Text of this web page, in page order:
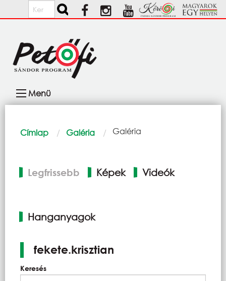
Ugrás a tartalomra
Keresés
navigáció
Menü
Morzsa
Címlap Galéria Current:
Galéria
fülek
Legfrissebb Képek Videók
Hanganyagok
fekete.krisztian
Keresés